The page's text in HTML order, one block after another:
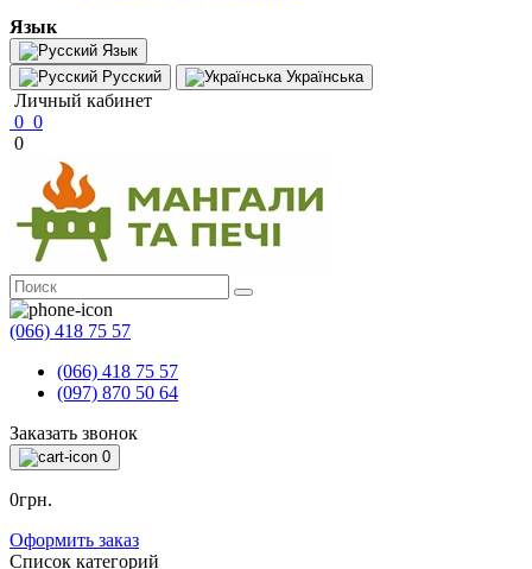
Язык
Язык
Русский
Українська
Личный кабинет
0 0
0
(066) 418 75 57
(066) 418 75 57
(097) 870 50 64
Заказать звонок
0
0грн.
Оформить заказ
Список категорий